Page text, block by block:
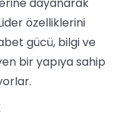
özelliklerini
gücü, bilgi ve
bir yapıya sahip